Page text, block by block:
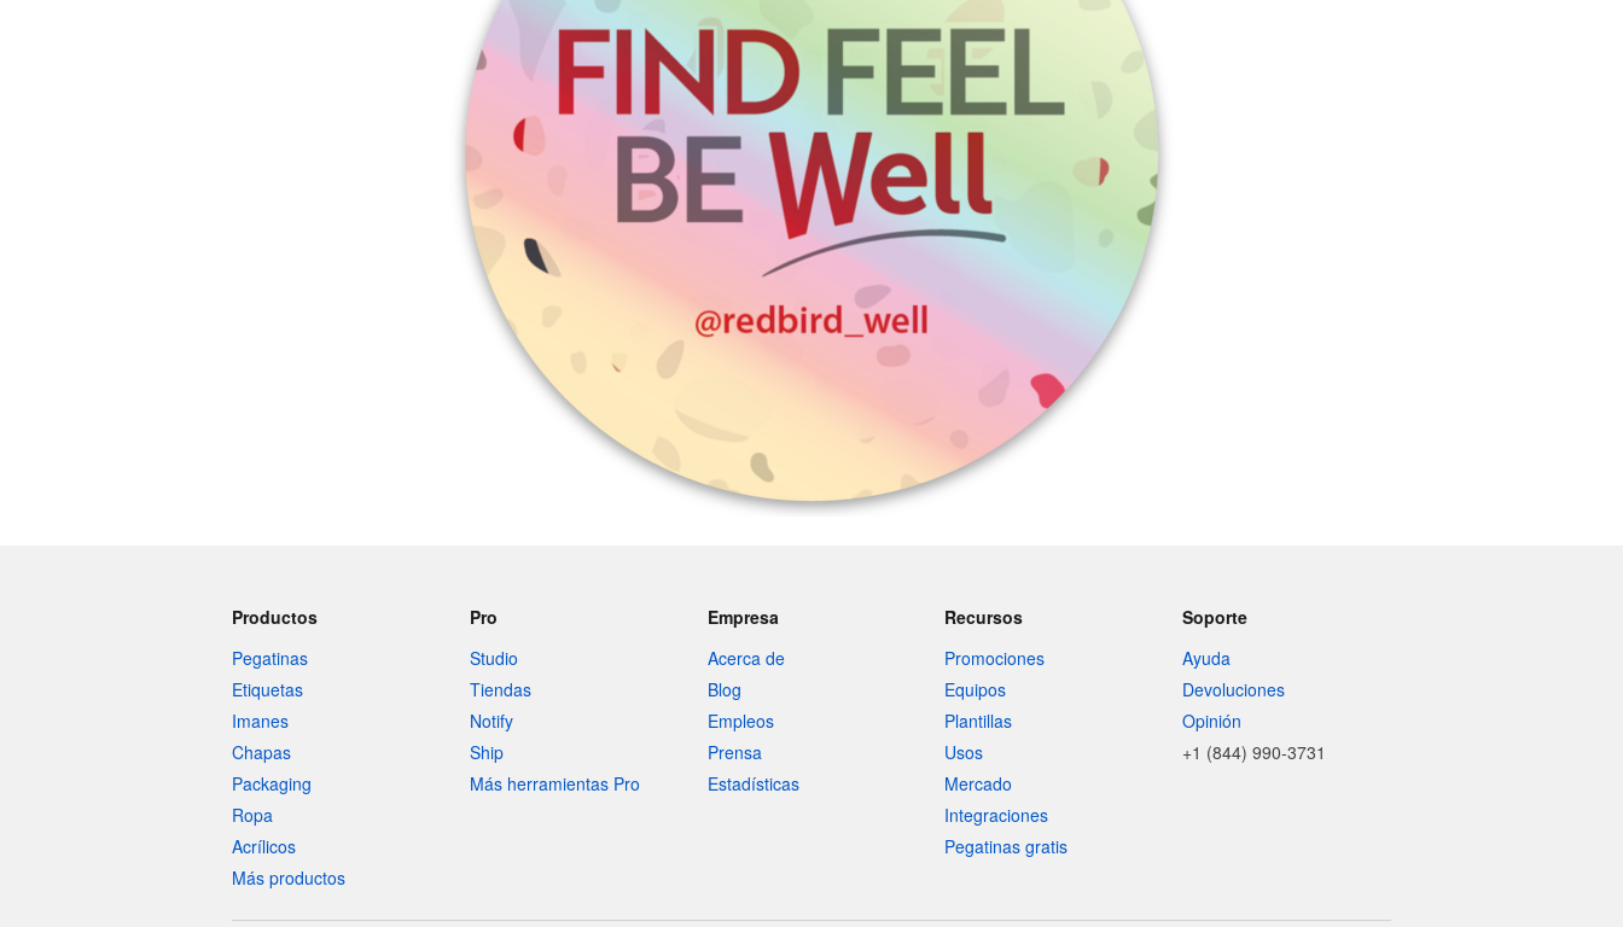
Productos
Pegatinas
Etiquetas
Imanes
Chapas
Packaging
Ropa
Acrílicos
Más productos
Pro
Studio
Tiendas
Notify
Ship
Más herramientas Pro
Empresa
Acerca de
Blog
Empleos
Prensa
Estadísticas
Recursos
Promociones
Equipos
Plantillas
Usos
Mercado
Integraciones
Pegatinas gratis
Soporte
Ayuda
Devoluciones
Opinión
+1 (844) 990-3731